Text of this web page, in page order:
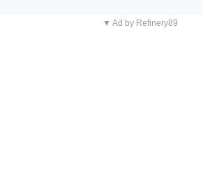
▼ Ad by Refinery89